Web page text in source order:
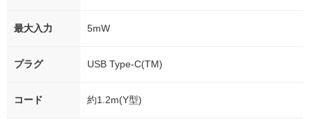
最大入力 5mW
プラグ USB Type-C(TM)
コード 約1.2m(Y型)